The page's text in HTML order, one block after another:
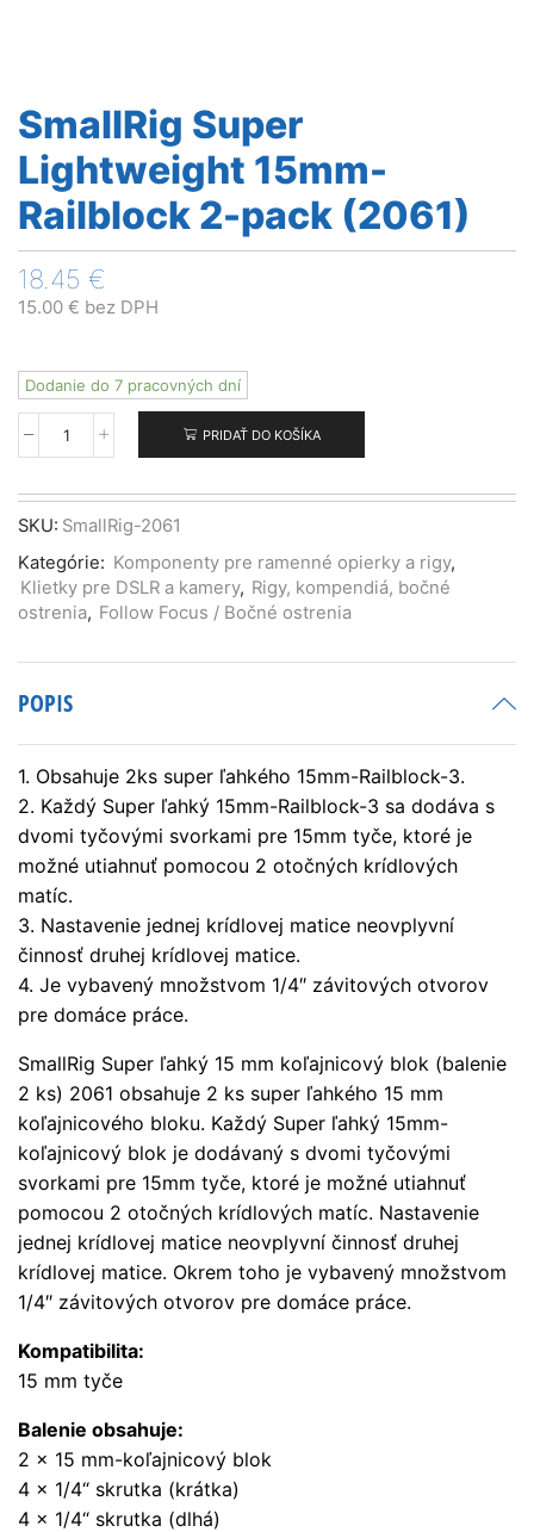
SmallRig Super
Lightweight 15mm-
Railblock 2-pack (2061)
18.45 €
15.00 € bez DPH
Dodanie do 7 pracovných dní
množstvo
Super
Lightweight
Railblock
2-
pack
PRIDAŤ DO KOŠÍKA
SKU: SmallRig-2061
Kategórie: Komponenty pre ramenné opierky a rigy,
Klietky pre DSLR a kamery, Rigy, kompendiá, bočné
ostrenia, Follow Focus / Bočné ostrenia
POPIS
1. Obsahuje 2ks super ľahkého 15mm-Railblock-3.
2. Každý Super ľahký 15mm-Railblock-3 sa dodáva s
dvomi tyčovými svorkami pre 15mm tyče, ktoré je
možné utiahnuť pomocou 2 otočných krídlových
matíc.
3. Nastavenie jednej krídlovej matice neovplyvní
činnosť druhej krídlovej matice.
4. Je vybavený množstvom 1/4″ závitových otvorov
pre domáce práce.
SmallRig Super ľahký 15 mm koľajnicový blok (balenie
2 ks) 2061 obsahuje 2 ks super ľahkého 15 mm
koľajnicového bloku. Každý Super ľahký 15mm-
koľajnicový blok je dodávaný s dvomi tyčovými
svorkami pre 15mm tyče, ktoré je možné utiahnuť
pomocou 2 otočných krídlových matíc. Nastavenie
jednej krídlovej matice neovplyvní činnosť druhej
krídlovej matice. Okrem toho je vybavený množstvom
1/4″ závitových otvorov pre domáce práce.
Kompatibilita:
15 mm tyče
Balenie obsahuje:
2 x 15 mm-koľajnicový blok
4 x 1/4“ skrutka (krátka)
4 x 1/4“ skrutka (dlhá)